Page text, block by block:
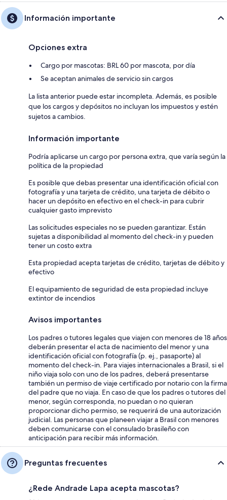
Información importante
Opciones extra
Cargo por mascotas: BRL 60 por mascota, por día
Se aceptan animales de servicio sin cargos
La lista anterior puede estar incompleta. Además, es posible
que los cargos y depósitos no incluyan los impuestos y estén
sujetos a cambios.
Información importante
Podría aplicarse un cargo por persona extra, que varía según la
política de la propiedad
Es posible que debas presentar una identificación oficial con
fotografía y una tarjeta de crédito, una tarjeta de débito o
hacer un depósito en efectivo en el check-in para cubrir
cualquier gasto imprevisto
Las solicitudes especiales no se pueden garantizar. Están
sujetas a disponibilidad al momento del check-in y pueden
tener un costo extra
Esta propiedad acepta tarjetas de crédito, tarjetas de débito y
efectivo
El equipamiento de seguridad de esta propiedad incluye
extintor de incendios
Avisos importantes
Los padres o tutores legales que viajen con menores de 18 años
deberán presentar el acta de nacimiento del menor y una
identificación oficial con fotografía (p. ej., pasaporte) al
momento del check-in. Para viajes internacionales a Brasil, si el
niño viaja solo con uno de los padres, deberá presentarse
también un permiso de viaje certificado por notario con la firma
del padre que no viaja. En caso de que los padres o tutores del
menor, según corresponda, no puedan o no quieran
proporcionar dicho permiso, se requerirá de una autorización
judicial. Las personas que planeen viajar a Brasil con menores
deben comunicarse con el consulado brasileño con
anticipación para recibir más información.
Preguntas frecuentes
¿Rede Andrade Lapa acepta mascotas?